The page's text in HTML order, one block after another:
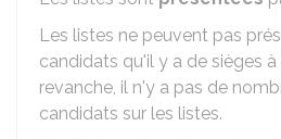
Les listes ne peuvent pas
candidats qu'il y a de sièges à
revanche, il n'y a pas de
candidats sur les listes.